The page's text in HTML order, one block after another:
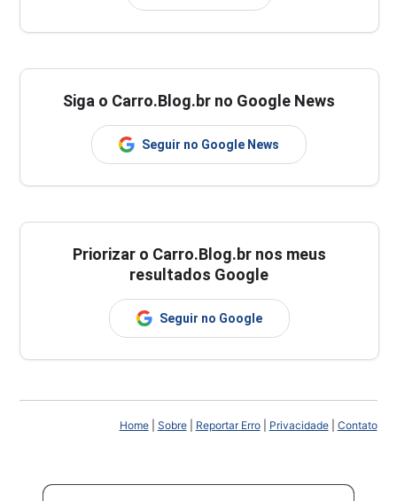
Siga o Carro.Blog.br no Google News
Seguir no Google News
Priorizar o Carro.Blog.br nos meus
resultados Google
Seguir no Google
Home| Sobre| Reportar Erro| Privacidade| Contato